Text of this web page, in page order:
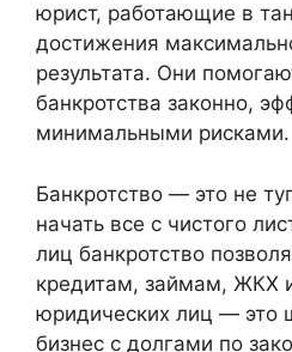
юрист, работающие в
достижения
результата. Они
банкротства законно,
минимальными рисками.
Банкротство — это не
начать все с чистого
лиц банкротство
кредитам, займам, ЖКХ
юридических лиц — это
бизнес с долгами по